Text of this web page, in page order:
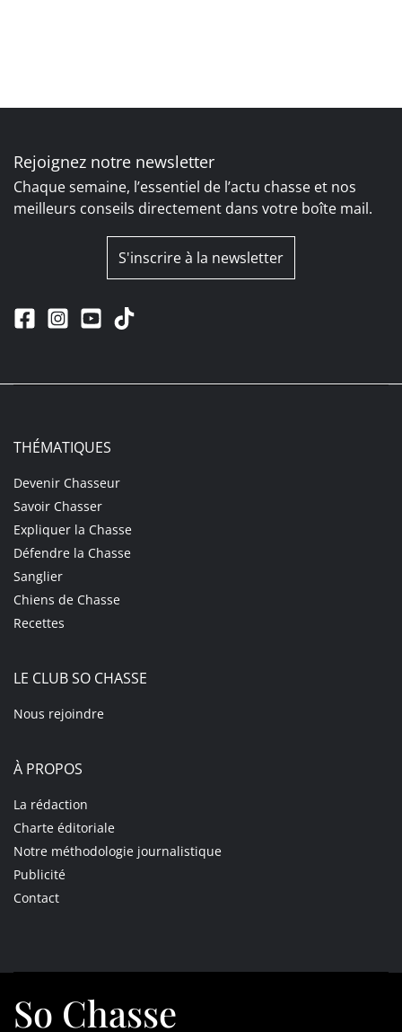
Rejoignez notre newsletter
Chaque semaine, l’essentiel de l’actu chasse et nos
meilleurs conseils directement dans votre boîte mail.
S'inscrire à la newsletter
THÉMATIQUES
Devenir Chasseur
Savoir Chasser
Expliquer la Chasse
Défendre la Chasse
Sanglier
Chiens de Chasse
Recettes
LE CLUB SO CHASSE
Nous rejoindre
À PROPOS
La rédaction
Charte éditoriale
Notre méthodologie journalistique
Publicité
Contact
So Chasse